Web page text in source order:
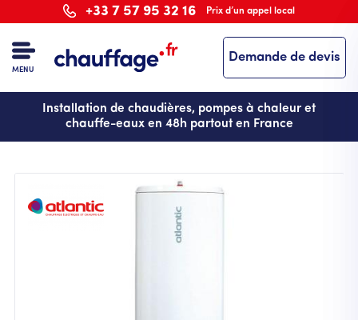
au
contenu
principal
+33 7 57 95 32 16 Prix d’un appel local
MENU
Demande de devis
Installation de chaudières, pompes à chaleur et
chauffe-eaux en 48h partout en France